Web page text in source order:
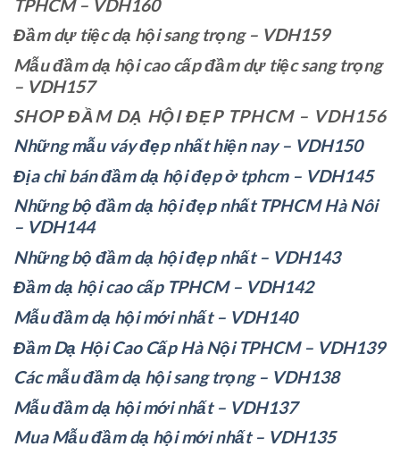
TPHCM – VDH160
Đầm dự tiệc dạ hội sang trọng – VDH159
Mẫu đầm dạ hội cao cấp đầm dự tiệc sang trọng
– VDH157
SHOP ĐẦM DẠ HỘI ĐẸP TPHCM – VDH156
Những mẫu váy đẹp nhất hiện nay – VDH150
Địa chỉ bán đầm dạ hội đẹp ở tphcm – VDH145
Những bộ đầm dạ hội đẹp nhất TPHCM Hà Nôi
– VDH144
Những bộ đầm dạ hội đẹp nhất – VDH143
Đầm dạ hội cao cấp TPHCM – VDH142
Mẫu đầm dạ hội mới nhất – VDH140
Đầm Dạ Hội Cao Cấp Hà Nội TPHCM – VDH139
Các mẫu đầm dạ hội sang trọng – VDH138
Mẫu đầm dạ hội mới nhất – VDH137
Mua Mẫu đầm dạ hội mới nhất – VDH135